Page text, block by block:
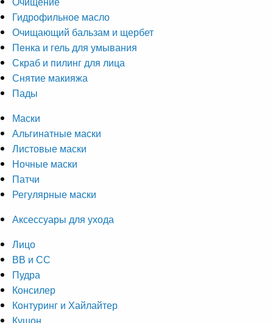
Гидрофильное масло
Очищающий бальзам и щербет
Пенка и гель для умывания
Скраб и пилинг для лица
Снятие макияжа
Пады
Маски
Альгинатные маски
Листовые маски
Ночные маски
Патчи
Регулярные маски
Аксессуары для ухода
Лицо
ВВ и СС
Пудра
Консилер
Контуринг и Хайлайтер